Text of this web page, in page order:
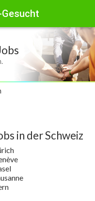
in der Schweiz